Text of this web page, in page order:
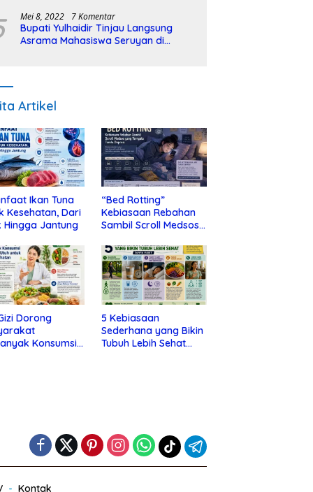
Mei 8, 2022 7 Komentar
Bupati Yulhaidir Tinjau Langsung
Asrama Mahasiswa Seruyan di
Artikel
Ikan Tuna
Kesehatan, Dari
Hingga Jantung
“Bed Rotting”
Kebiasaan Rebahan
Sambil Scroll Medsos
Depresi
Dorong
Konsumsi
5 Kebiasaan
Sederhana yang Bikin
Tubuh Lebih Sehat
Kontak